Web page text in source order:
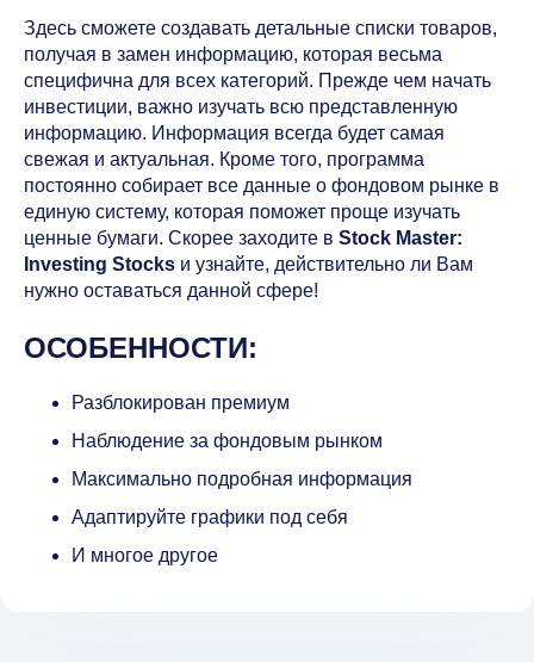
Здесь сможете создавать детальные списки товаров,
получая в замен информацию, которая весьма
специфична для всех категорий. Прежде чем начать
инвестиции, важно изучать всю представленную
информацию. Информация всегда будет самая
свежая и актуальная. Кроме того, программа
постоянно собирает все данные о фондовом рынке в
единую систему, которая поможет проще изучать
ценные бумаги. Скорее заходите в Stock Master:
Investing Stocks и узнайте, действительно ли Вам
нужно оставаться данной сфере!
ОСОБЕННОСТИ:
Разблокирован премиум
Наблюдение за фондовым рынком
Максимально подробная информация
Адаптируйте графики под себя
И многое другое